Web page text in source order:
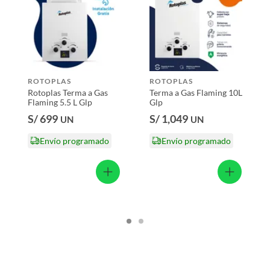
productos para asfalto, hormigón, albañilería.
productos para asfalto.
tecnología, línea blanca, colchones, muebles, bicicletas y
alimenticios, vitaminas.
ROTOPLAS
Rotoplas Terma a Gas
Flaming 5.5 L Glp
S/ 699 UN
Envío programado
ROTOPLAS
Terma a Gas Flaming 10L
Glp
S/ 1,049 UN
Envío programado